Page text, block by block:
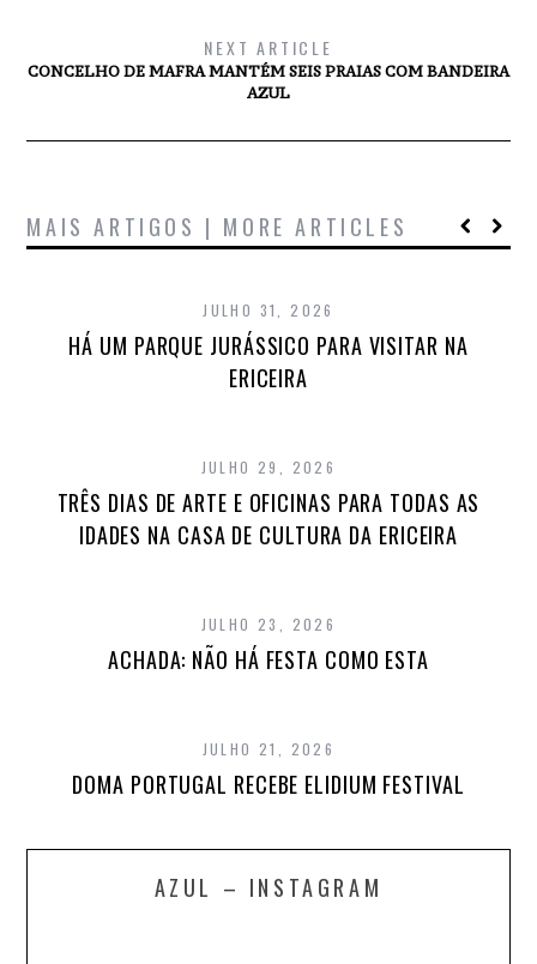
NEXT ARTICLE
CONCELHO DE MAFRA MANTÉM SEIS PRAIAS COM BANDEIRA
AZUL
MAIS ARTIGOS | MORE ARTICLES
JULHO 31, 2026
HÁ UM PARQUE JURÁSSICO PARA VISITAR NA
ERICEIRA
JULHO 29, 2026
TRÊS DIAS DE ARTE E OFICINAS PARA TODAS AS
IDADES NA CASA DE CULTURA DA ERICEIRA
JULHO 23, 2026
ACHADA: NÃO HÁ FESTA COMO ESTA
JULHO 21, 2026
DOMA PORTUGAL RECEBE ELIDIUM FESTIVAL
AZUL – INSTAGRAM